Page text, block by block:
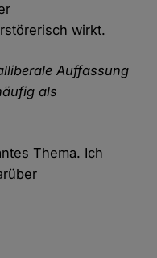
wirkt.
Auffassung
als
Thema. Ich